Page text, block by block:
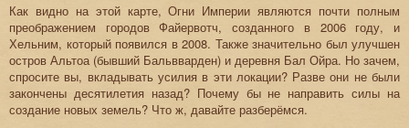
Как видно на этой карте, Огни Империи являются почти полным
преображением городов Файервотч, созданного в 2006 году, и
Хельним, который появился в 2008. Также значительно был улучшен
остров Альтоа (бывший Бальвварден) и деревня Бал Ойра. Но зачем,
спросите вы, вкладывать усилия в эти локации? Разве они не были
закончены десятилетия назад? Почему бы не направить силы на
создание новых земель? Что ж, давайте разберёмся.